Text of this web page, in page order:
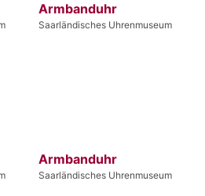
Armbanduhr
Saarländisches Uhrenmuseum
Armbanduhr
Saarländisches Uhrenmuseum